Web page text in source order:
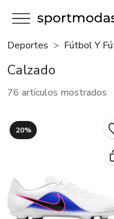
Deportes Fútbol Y
Calzado
76 artículos mostrados
20%